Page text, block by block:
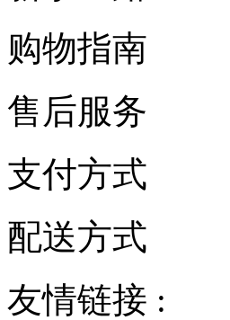
购物指南
售后服务
支付方式
配送方式
友情链接 :